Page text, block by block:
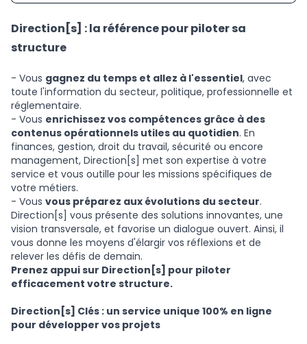
Direction[s] : la référence pour piloter sa
structure
- Vous gagnez du temps et allez à l'essentiel, avec
toute l'information du secteur, politique, professionnelle et
réglementaire.
- Vous enrichissez vos compétences grâce à des
contenus opérationnels utiles au quotidien. En
finances, gestion, droit du travail, sécurité ou encore
management, Direction[s] met son expertise à votre
service et vous outille pour les missions spécifiques de
votre métiers.
- Vous vous préparez aux évolutions du secteur.
Direction[s] vous présente des solutions innovantes, une
vision transversale, et favorise un dialogue ouvert. Ainsi, il
vous donne les moyens d'élargir vos réflexions et de
relever les défis de demain.
Prenez appui sur Direction[s] pour piloter
efficacement votre structure.
Direction[s] Clés : un service unique 100% en ligne
pour développer vos projets